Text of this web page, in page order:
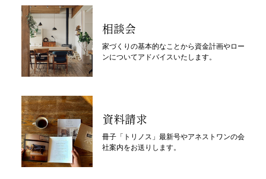
相談会
家づくりの基本的なことから資金計画やロー
ンについてアドバイスいたします。
資料請求
冊子「トリノス」最新号やアネストワンの会
社案内をお送りします。